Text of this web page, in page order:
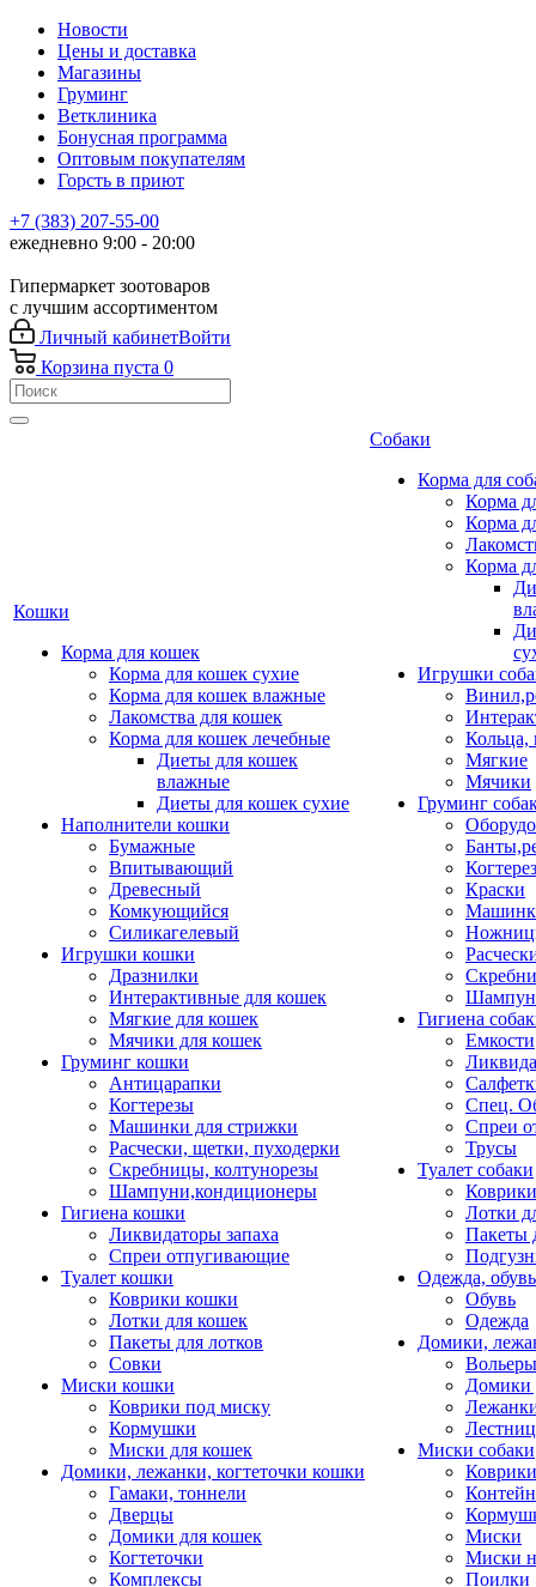
Новости
Цены и доставка
Магазины
Груминг
Ветклиника
Бонусная программа
Оптовым покупателям
Горсть в приют
+7 (383) 207-55-00
ежедневно 9:00 - 20:00
Гипермаркет зоотоваров
с лучшим ассортиментом
Личный кабинетВойти
Корзина пуста 0
Кошки
Корма для кошек
Корма для кошек сухие
Корма для кошек влажные
Лакомства для кошек
Корма для кошек лечебные
Диеты для кошек
влажные
Диеты для кошек сухие
Наполнители кошки
Бумажные
Впитывающий
Древесный
Комкующийся
Силикагелевый
Игрушки кошки
Дразнилки
Интерактивные для кошек
Мягкие для кошек
Мячики для кошек
Груминг кошки
Антицарапки
Когтерезы
Машинки для стрижки
Расчески, щетки, пуходерки
Скребницы, колтунорезы
Шампуни,кондиционеры
Гигиена кошки
Ликвидаторы запаха
Спреи отпугивающие
Туалет кошки
Коврики кошки
Лотки для кошек
Пакеты для лотков
Совки
Миски кошки
Коврики под миску
Кормушки
Миски для кошек
Домики, лежанки, когтеточки кошки
Гамаки, тоннели
Дверцы
Домики для кошек
Когтеточки
Комплексы
Собаки
Корма для
Корма
Корма
Корма
Игрушки
Кольца,
Мягкие
Мячики
Груминг
Краски
Гигиена
Емкости
Спец.
Спреи
Трусы
Туалет собаки
Коврики
Лотки
Пакеты
Одежда, обувь
Обувь
Одежда
Домики,
Домики
Миски собаки
Миски
Миски
Поилки